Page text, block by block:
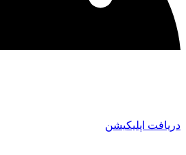
دریافت اپلیکیشن